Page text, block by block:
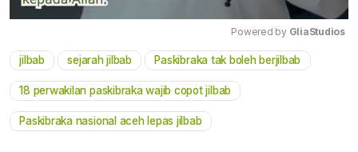
Mute
Powered by GliaStudios
jilbab sejarah jilbab Paskibraka tak boleh berjilbab
18 perwakilan paskibraka wajib copot jilbab
Paskibraka nasional aceh lepas jilbab